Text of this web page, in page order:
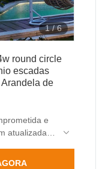
1/6
round circle
escadas
de
e
atualizadas